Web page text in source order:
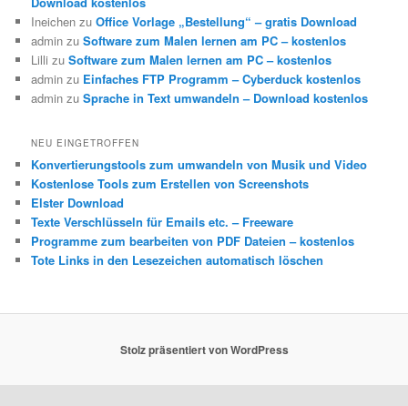
Ineichen zuOffice Vorlage „Bestellung“ – gratis Download
admin zuSoftware zum Malen lernen am PC – kostenlos
Lilli zuSoftware zum Malen lernen am PC – kostenlos
admin zu Einfaches FTP Programm – Cyberduck kostenlos
admin zuSprache in Text umwandeln – Download kostenlos
NEU EINGETROFFEN
Konvertierungstools zum umwandeln von Musik und Video
Kostenlose Tools zum Erstellen von Screenshots
Elster Download
Texte Verschlüsseln für Emails etc. – Freeware
Programme zum bearbeiten von PDF Dateien – kostenlos
Tote Links in den Lesezeichen automatisch löschen
Stolz präsentiert von WordPress